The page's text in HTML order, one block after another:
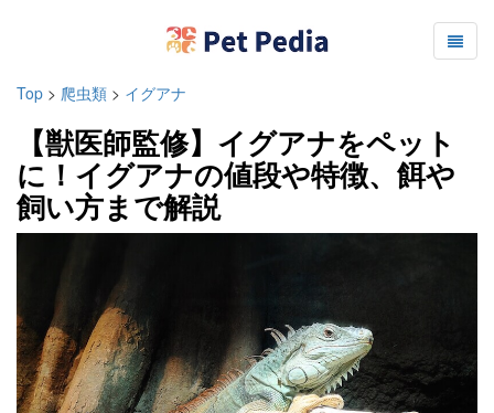
Top > 爬虫類 > イグアナ
【獣医師監修】イグアナをペット
に！イグアナの値段や特徴、餌や
飼い方まで解説